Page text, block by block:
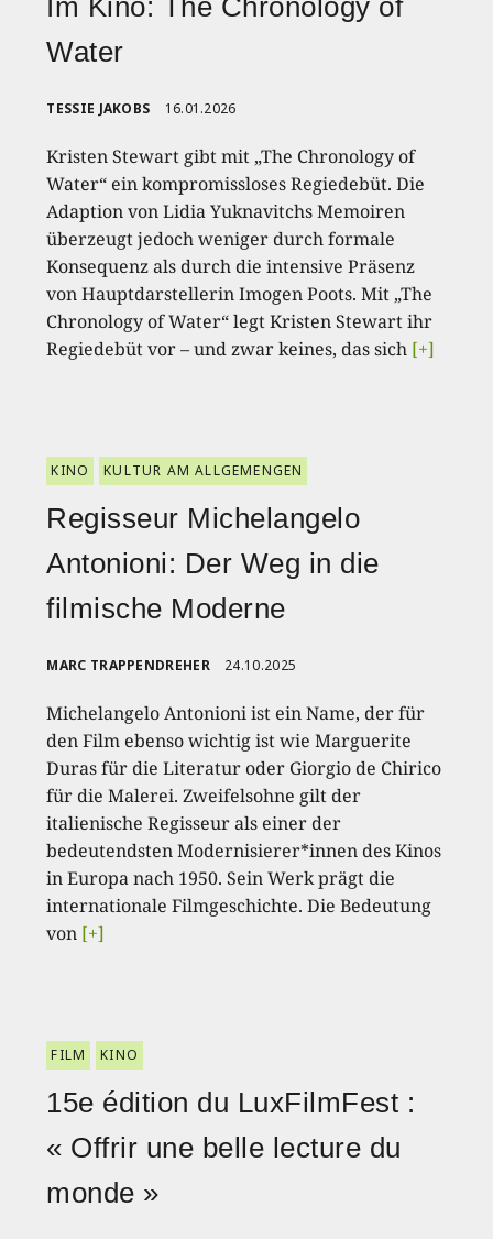
Im Kino: The Chronology of
Water
TESSIE JAKOBS 16.01.2026
Kristen Stewart gibt mit „The Chronology of
Water“ ein kompromissloses Regiedebüt. Die
Adaption von Lidia Yuknavitchs Memoiren
überzeugt jedoch weniger durch formale
Konsequenz als durch die intensive Präsenz
von Hauptdarstellerin Imogen Poots. Mit „The
Chronology of Water“ legt Kristen Stewart ihr
Regiedebüt vor – und zwar keines, das sich [+]
KINO KULTUR AM ALLGEMENGEN
Regisseur Michelangelo
Antonioni: Der Weg in die
filmische Moderne
MARC TRAPPENDREHER 24.10.2025
Michelangelo Antonioni ist ein Name, der für
den Film ebenso wichtig ist wie Marguerite
Duras für die Literatur oder Giorgio de Chirico
für die Malerei. Zweifelsohne gilt der
italienische Regisseur als einer der
bedeutendsten Modernisierer*innen des Kinos
in Europa nach 1950. Sein Werk prägt die
internationale Filmgeschichte. Die Bedeutung
von [+]
FILM KINO
15e édition du LuxFilmFest :
« Offrir une belle lecture du
monde »